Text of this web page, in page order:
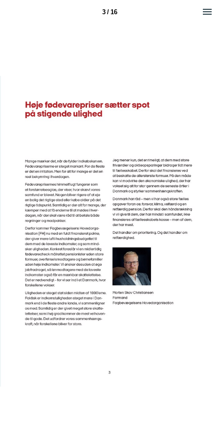
3 / 16